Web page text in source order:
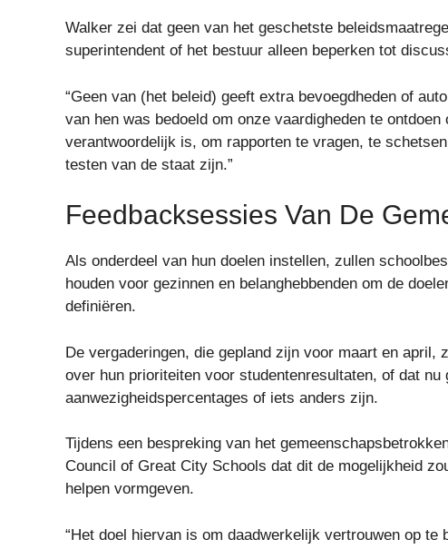
Walker zei dat geen van het geschetste
superintendent of het bestuur alleen beperken tot
“Geen van (het beleid) geeft extra bevoegdheden of
van hen was bedoeld om onze vaardigheden te
verantwoordelijk is, om rapporten te vragen, te
testen van de staat zijn.”
Feedbacksessies Van De
Als onderdeel van hun doelen instellen, zullen
houden voor gezinnen en belanghebbenden om de
definiëren.
De vergaderingen, die gepland zijn voor maart en april,
over hun prioriteiten voor studentenresultaten, of dat nu
aanwezigheidspercentages of iets anders zijn.
Tijdens een bespreking van het
Council of Great City Schools dat dit de mogelijkheid
helpen vormgeven.
“Het doel hiervan is om daadwerkelijk vertrouwen op te